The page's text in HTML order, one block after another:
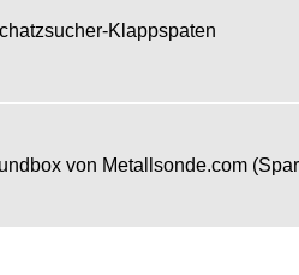
Klappspaten
von Metallsonde.com